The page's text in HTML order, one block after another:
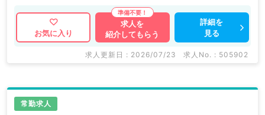
福利厚生充実の大手グループ病院でのご勤務です。
マイナビDOCTORでは病院やクリニックなどの医療機
関求人はもちろんのこと、
求人内容の詳細等はお気軽にお問合せ下さい。
お気に入り
求人を
紹介してもらう
詳細を
見る
求人更新日 : 2026/07/23 求人No. : 505902
常勤求人